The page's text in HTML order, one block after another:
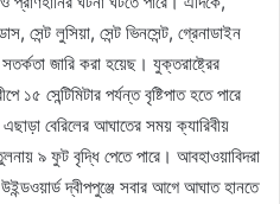
সেন্ট লুসিয়া, সেন্ট ভিনসেন্ট, গ্রেনাডাইন
সতর্কতা জারি করা হয়েছ। যুক্তরাষ্ট্রের
১৫ সেন্টিমিটার পর্যন্ত বৃষ্টিপাত হতে পারে
এছাড়া বেরিলের আঘাতের সময় ক্যারিবীয়
৯ ফুট বৃদ্ধি পেতে পারে। আবহাওয়াবিদরা
দ্বীপপুঞ্জে সবার আগে আঘাত হানতে